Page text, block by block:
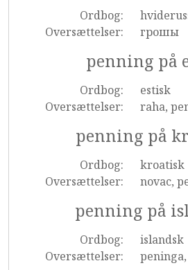
Ordbog:
Oversættelser:
грошы
penning på
Ordbog:
estisk
Oversættelser:
raha,
penning på
Ordbog:
kroatisk
Oversættelser:
novac,
penning på
Ordbog:
islandsk
Oversættelser: